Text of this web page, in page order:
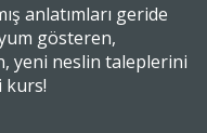
anlatımları geride
gösteren,
yeni neslin taleplerini
kurs!